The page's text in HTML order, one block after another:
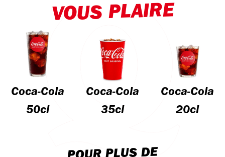
VOUS PLAIRE
Coca-Cola
50cl
Coca-Cola
35cl
Coca-Cola
20cl